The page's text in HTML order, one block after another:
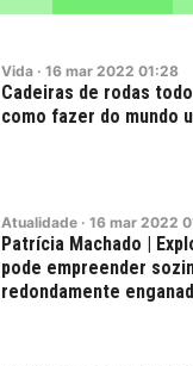
Vida · 16 mar 2022 01:28
Cadeiras de rodas
como fazer do mundo
Atualidade · 16 mar 2022
Patrícia Machado |
pode empreender
redondamente